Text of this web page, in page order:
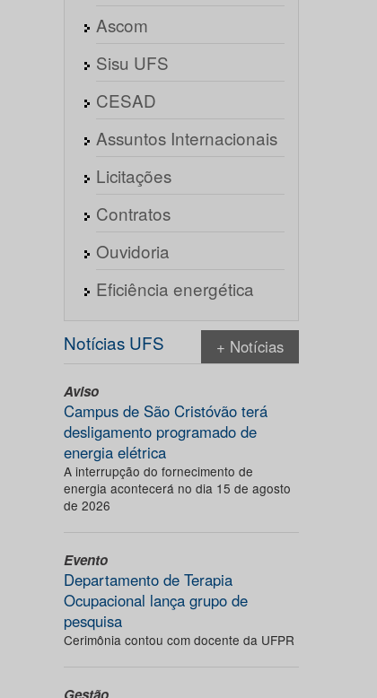
Ascom
Sisu UFS
CESAD
Assuntos Internacionais
Licitações
Contratos
Ouvidoria
Eficiência energética
Notícias UFS + Notícias
Aviso
Campus de São Cristóvão terá
desligamento programado de
energia elétrica
A interrupção do fornecimento de
energia acontecerá no dia 15 de agosto
de 2026
Evento
Departamento de Terapia
Ocupacional lança grupo de
pesquisa
Cerimônia contou com docente da UFPR